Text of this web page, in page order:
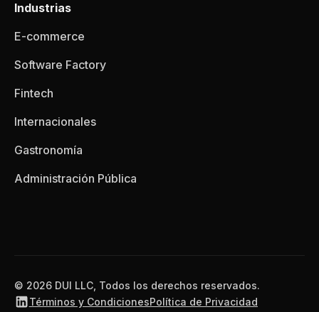
Industrias
E-commerce
Software Factory
Fintech
Internacionales
Gastronomía
Administración Pública
© 2026 DUI LLC, Todos los derechos reservados.
Términos y CondicionesPolítica de Privacidad